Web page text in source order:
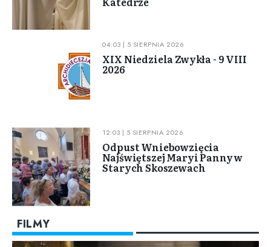
04:03 | 5 SIERPNIA 2026
XIX Niedziela Zwykła - 9 VIII
2026
12:03 | 5 SIERPNIA 2026
Odpust Wniebowzięcia
Najświętszej Maryi Panny w
Starych Skoszewach
FILMY